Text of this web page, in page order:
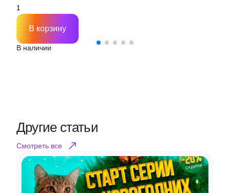
В наличии
В корзину
Другие статьи
Смотреть все